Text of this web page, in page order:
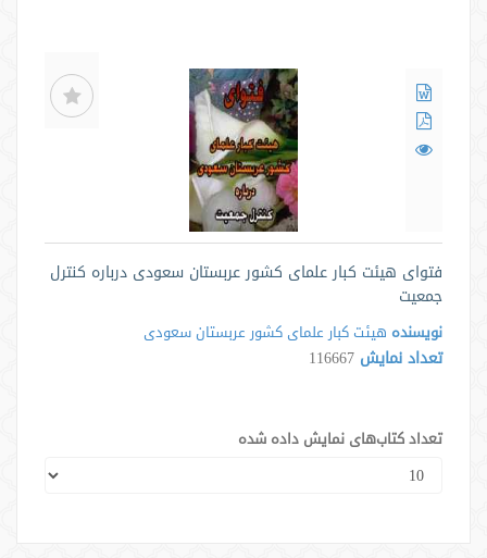
فتوای هیئت کبار علمای کشور عربستان سعودی درباره کنترل
جمعیت
نویسنده هیئت کبار علمای کشور عربستان سعودی
تعداد نمایش 116667
تعداد کتاب‌های نمایش داده شده